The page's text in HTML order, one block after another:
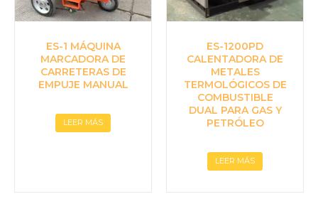
ES-1 MÁQUINA
MARCADORA DE
CARRETERAS DE
EMPUJE MANUAL
LEER MÁS
ES-1200PD
CALENTADORA DE
METALES
TERMOLÓGICOS DE
COMBUSTIBLE
DUAL PARA GAS Y
PETRÓLEO
LEER MÁS